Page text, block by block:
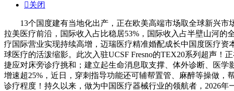
关闭
13个国度建有当地化出产，正在欧美高端市场取全球新兴市
拉美医疗前沿，国际收入占比稳居53%，国际收入占半壁山河的
疗国际营业实现持续高增，迈瑞医疗精准婚配成长中国度医疗
球医疗的活泼缩影。此次入驻UCSF Fresno的TEX20系列超声！
捷应对床旁诊疗挑和；建立起生命消息取支撑、体外诊断、医
增速超25%，近日，穿刺指导功能还可辅帮置管、麻醉等操做
诊疗程度！持久以来，做为中国医疗器械行业的领航者，2026